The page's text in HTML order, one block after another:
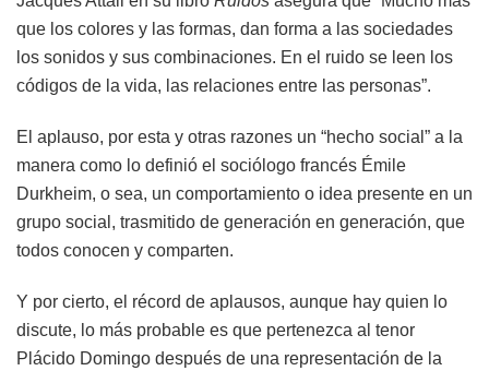
que los colores y las formas, dan forma a las sociedades
los sonidos y sus combinaciones. En el ruido se leen los
códigos de la vida, las relaciones entre las personas”.
El aplauso, por esta y otras razones un “hecho social” a la
manera como lo definió el sociólogo francés Émile
Durkheim, o sea, un comportamiento o idea presente en un
grupo social, trasmitido de generación en generación, que
todos conocen y comparten.
Y por cierto, el récord de aplausos, aunque hay quien lo
discute, lo más probable es que pertenezca al tenor
Plácido Domingo después de una representación de la